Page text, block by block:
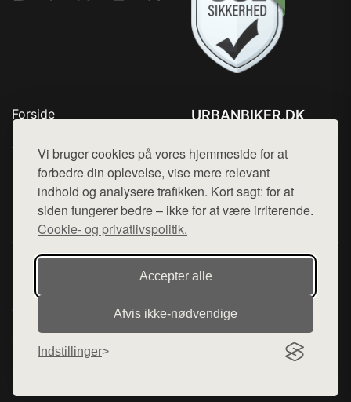
Vi bruger cookies på vores hjemmeside for at
forbedre din oplevelse, vise mere relevant
indhold og analysere trafikken. Kort sagt: for at
siden fungerer bedre – ikke for at være irriterende.
Cookie- og privatlivspolitik.
Accepter alle
Afvis ikke‑nødvendige
Indstillinger
Forside
Top Rabatter
Blog
Kontakt
URBANBIKER.DK
Mail: hej@want.dk
Cookie- og privatlivspolitik
Denne side er en del af want.dk, der udgiver en række
hjemmesider med præsentation af forskellige produkter fra
diverse webshops. Der sælges ikke varer fra denne side - vi
varerne på lager.